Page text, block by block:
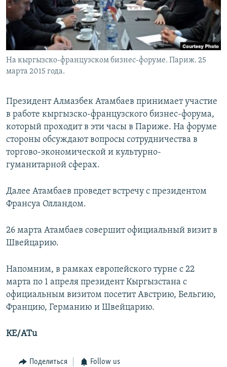
На кыргызско-французском бизнес-форуме. Париж. 25
марта 2015 года.
Президент Алмазбек Атамбаев принимает участие
в работе кыргызско-французского бизнес-форума,
который проходит в эти часы в Париже. На форуме
стороны обсуждают вопросы сотрудничества в
торгово-экономической и культурно-
гуманитарной сферах.
Далее Атамбаев проведет встречу с президентом
Франсуа Олландом.
26 марта Атамбаев совершит официальный визит в
Швейцарию.
Напомним, в рамках европейского турне с 22
марта по 1 апреля президент Кыргызстана с
официальным визитом посетит Австрию, Бельгию,
Францию, Германию и Швейцарию.
КЕ/ATu
Поделиться Follow us